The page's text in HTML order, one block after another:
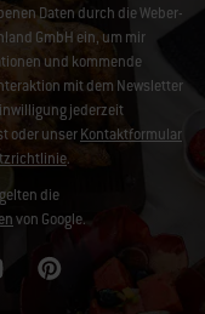
Daten durch die Weber-
GmbH ein, um mir
und kommende
mit dem Newsletter
jederzeit
oder unserKontaktformular
.
die
von Google.